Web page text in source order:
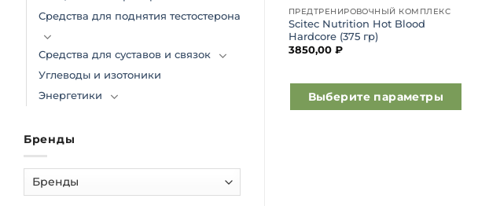
Средства для поднятия тестостерона
Средства для суставов и связок
Углеводы и изотоники
Энергетики
Бренды
ПРЕДТРЕНИРОВОЧНЫЙ КОМПЛЕКС
Scitec Nutrition Hot Blood
Hardcore (375 гр)
3850,00 ₽
Выберите параметры
КОМПЛЕКС
Deadpool
Panda Supps Panda VS Gorilla
Panda Supplements